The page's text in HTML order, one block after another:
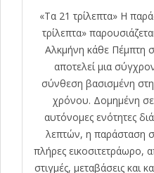
«Τα 21 τρίλεπτα» Η
τρίλεπτα»
Αλκμήνη κάθε Πέμπτη
αποτελεί μια
σύνθεση βασισμένη
χρόνου. Δομημένη σε
αυτόνομες ενότητες
λεπτών, η παράσταση
πλήρες εικοσιτετράωρο,
στιγμές, μεταβάσεις και